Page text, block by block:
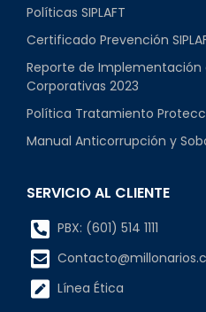
Políticas SIPLAFT
Certificado Prevención
Reporte de Implementación
Corporativas 2023
Política Tratamiento
Manual Anticorrupción y
SERVICIO AL CLIENTE
PBX: (601) 514 1111
Línea Ética